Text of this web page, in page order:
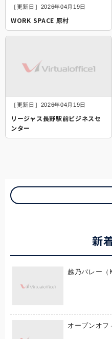
［更新日］2026年04月19日
WORK SPACE 原村
［更新日］2026年04月19日
リージャス長野駅前ビジネスセ
ンター
新
越乃バレー（
オープンオフ